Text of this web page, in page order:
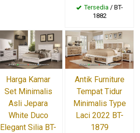
Tersedia/ BT-
1882
Harga Kamar
Set Minimalis
Asli Jepara
White Duco
Elegant Silia BT-
Antik Furniture
Tempat Tidur
Minimalis Type
Laci 2022 BT-
1879